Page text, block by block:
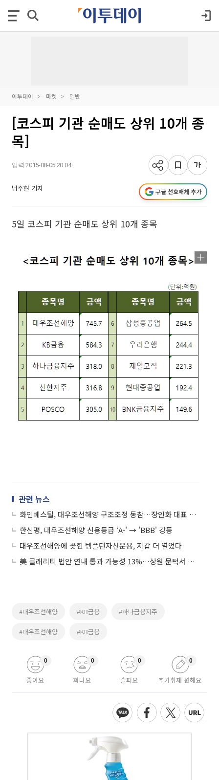
이투데이 마켓 일반
[코스피 기관 순매도 상위 10개 종
목]
입력 2015-08-05 20:04
남주현 기자 구글 선호매체 추가
5일 코스피 기관 순매도 상위 10개 종목
관련 뉴스
화인베스틸, 대우조선해양 구조조정 동참…장인화 대표 주식 되사들여
한신평, 대우조선해양 신용등급 ‘A-' → 'BBB' 강등
대우조선해양에 꽂힌 템플턴자산운용, 지갑 더 열었다
美 클래리티 법안 연내 통과 가능성 13%…상원 문턱서 제동
#대우조선해양 #KB금융 #하나금융지주
#대우조선해양 #KB금융
좋아요
0
화나요
0
슬퍼요
0
추가취재 원해요
0